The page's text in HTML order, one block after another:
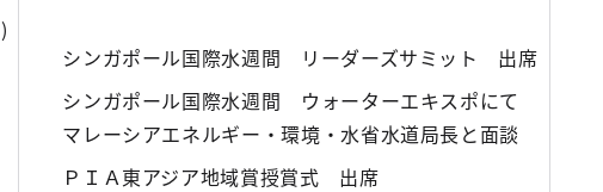
シンガポール国際水週間 リーダーズサミット 出席
シンガポール国際水週間 ウォーターエキスポにて
マレーシアエネルギー・環境・水省水道局長と面談
ＰＩＡ東アジア地域賞授賞式 出席